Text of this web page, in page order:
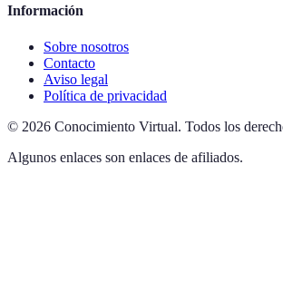
Información
Sobre nosotros
Contacto
Aviso legal
Política de privacidad
© 2026 Conocimiento Virtual. Todos los
Algunos enlaces son enlaces de afiliados.